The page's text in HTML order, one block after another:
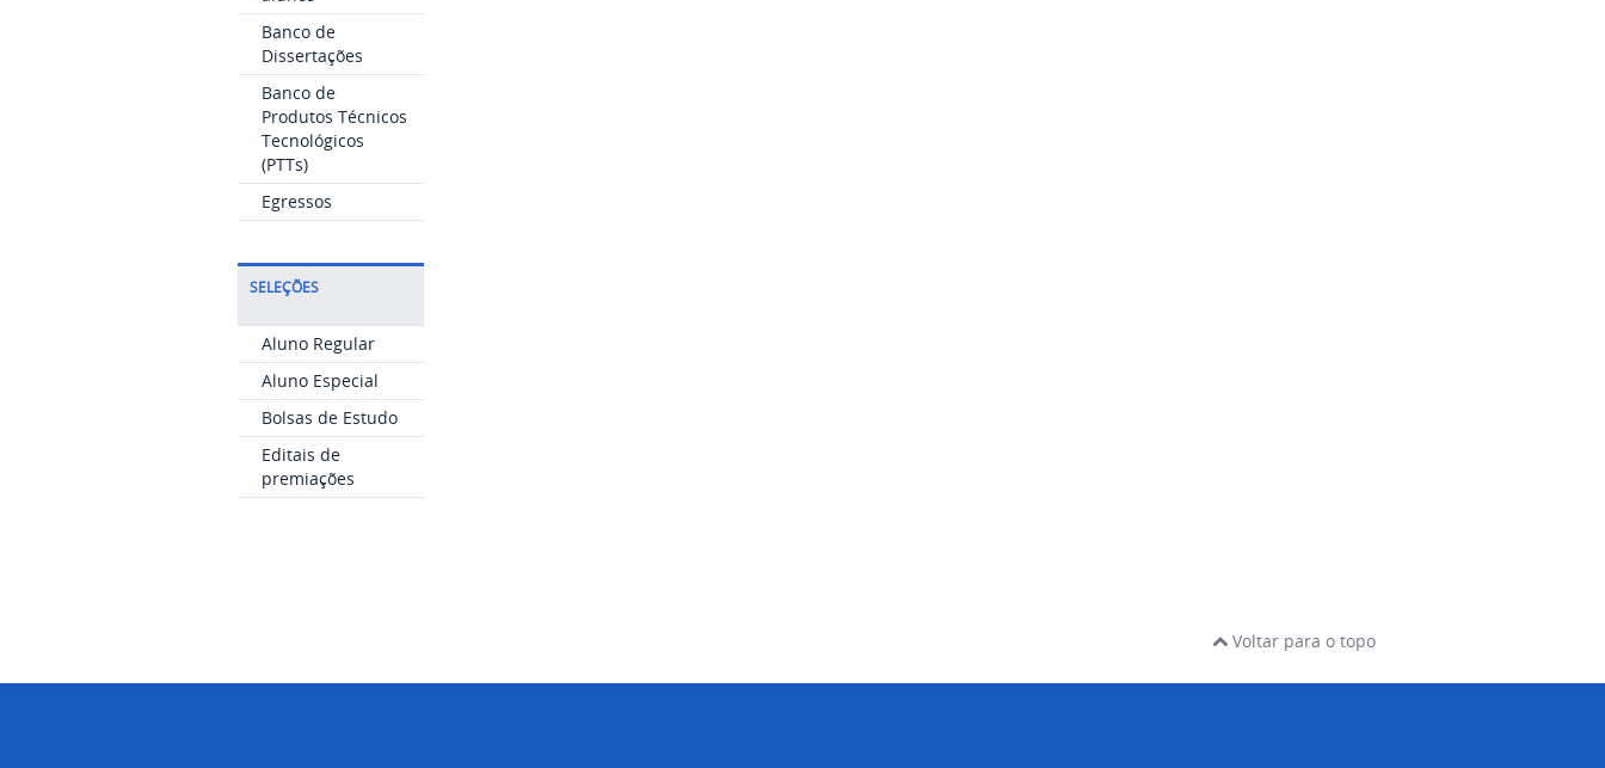
Banco de
Dissertações
Banco de
Produtos Técnicos
Tecnológicos
(PTTs)
Egressos
SELEÇÕES
Aluno Regular
Aluno Especial
Bolsas de Estudo
Editais de
premiações
Voltar para o topo